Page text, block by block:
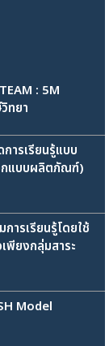
: 5M
ทยา
ารเรียนรู้แบบ
กแบบผลิตภัณฑ์)
ารเรียนรู้โดยใช้
พียงกลุ่มสาระ
Model